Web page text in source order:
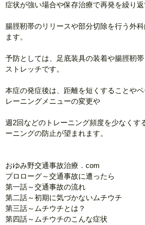
症状が強い場合や保存治療で再発を繰り返
腸脛靭帯のリリースや部分切除を行う外
ます。
予防としては、足底装具の装着や腸脛靭
ストレッチです。
本症の発症後は、距離を短くすることや
レーニングメニューの変更や
週2回などのトレーニング頻度を少なくす
ーニングの防止が望まれます。
おゆみ野交通事故治療．com
プロローグ～交通事故に遭ったら
第一話～交通事故の流れ
第二話～初期に気づかないムチウチ
第三話～ムチウチとは？
第四話～ムチウチのこんな症状